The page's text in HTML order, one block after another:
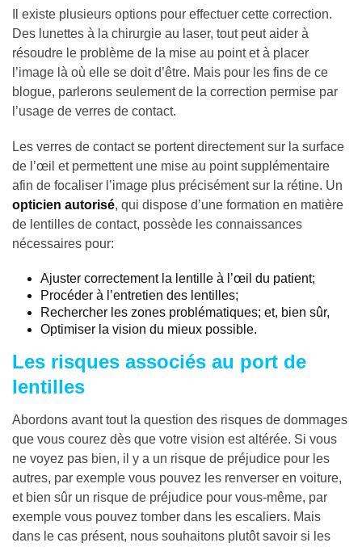
Il existe plusieurs options pour effectuer cette correction.
Des lunettes à la chirurgie au laser, tout peut aider à
résoudre le problème de la mise au point et à placer
l’image là où elle se doit d’être. Mais pour les fins de ce
blogue, parlerons seulement de la correction permise par
l’usage de verres de contact.
Les verres de contact se portent directement sur la surface
de l’œil et permettent une mise au point supplémentaire
afin de focaliser l’image plus précisément sur la rétine. Un
opticien autorisé, qui dispose d’une formation en matière
de lentilles de contact, possède les connaissances
nécessaires pour:
Ajuster correctement la lentille à l’œil du patient;
Procéder à l’entretien des lentilles;
Rechercher les zones problématiques; et, bien sûr,
Optimiser la vision du mieux possible.
Les risques associés au port de
lentilles
Abordons avant tout la question des risques de dommages
que vous courez dès que votre vision est altérée. Si vous
ne voyez pas bien, il y a un risque de préjudice pour les
autres, par exemple vous pouvez les renverser en voiture,
et bien sûr un risque de préjudice pour vous-même, par
exemple vous pouvez tomber dans les escaliers. Mais
dans le cas présent, nous souhaitons plutôt savoir si les